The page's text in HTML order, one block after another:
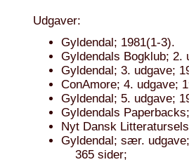
Udgaver:
Gyldendal; 1981(1-3).
Gyldendals Bogklub; 2.
Gyldendal; 3. udgave;
ConAmore; 4. udgave;
Gyldendal; 5. udgave;
Gyldendals
Nyt Dansk
Gyldendal; sær.
365 sider;